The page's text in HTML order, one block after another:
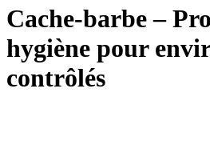
Cache-barbe –
hygiène pour
contrôlés